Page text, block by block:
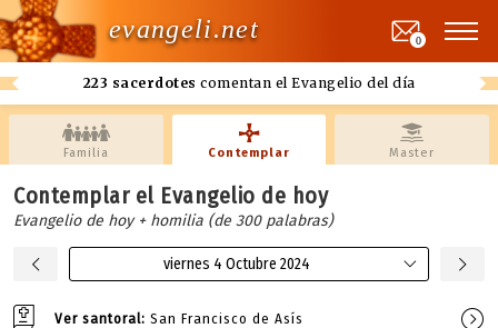
evangeli.net
223 sacerdotes comentan el Evangelio del día
0
Familia Contemplar Master
Contemplar el Evangelio de hoy
Evangelio de hoy + homilia (de 300 palabras)
viernes 4 Octubre 2024
Ver santoral: San Francisco de Asís